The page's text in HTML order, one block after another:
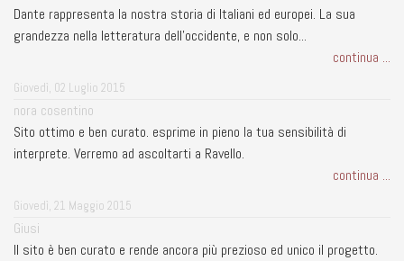
Dante rappresenta la nostra storia di Italiani ed europei. La sua
grandezza nella letteratura dell'occidente, e non solo...
continua ...
Giovedì, 02 Luglio 2015
nora cosentino
Sito ottimo e ben curato. esprime in pieno la tua sensibilità di
interprete. Verremo ad ascoltarti a Ravello.
continua ...
Giovedì, 21 Maggio 2015
Giusi
Il sito è ben curato e rende ancora più prezioso ed unico il progetto.